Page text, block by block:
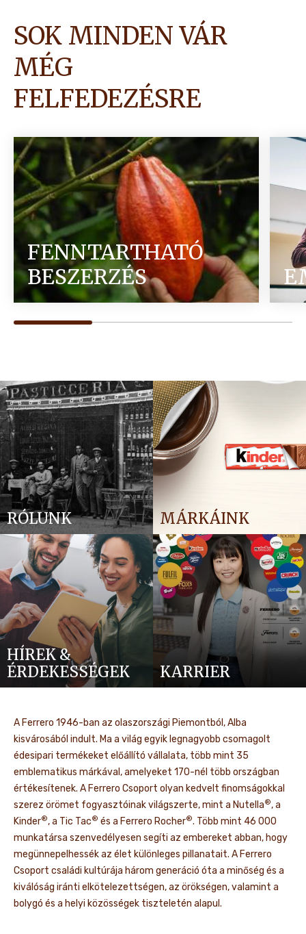
SOK MINDEN VÁR
MÉG
FELFEDEZÉSRE
FENNTARTHATÓ
BESZERZÉS
RÓLUNK MÁRKÁINK
HÍREK &
ÉRDEKESSÉGEK
KARRIER
A Ferrero 1946-ban az olaszországi Piemontból, Alba
kisvárosából indult. Ma a világ egyik legnagyobb csomagolt
édesipari termékeket előállító vállalata, több mint 35
emblematikus márkával, amelyeket 170-nél több országban
értékesítenek. A Ferrero Csoport olyan kedvelt finomságokkal
szerez örömet fogyasztóinak világszerte, mint a Nutella®, a
Kinder®, a Tic Tac® és a Ferrero Rocher®. Több mint 46 000
munkatársa szenvedélyesen segíti az embereket abban, hogy
megünnepelhessék az élet különleges pillanatait. A Ferrero
Csoport családi kultúrája három generáció óta a minőség és a
kiválóság iránti elkötelezettségen, az örökségen, valamint a
bolygó és a helyi közösségek tiszteletén alapul.